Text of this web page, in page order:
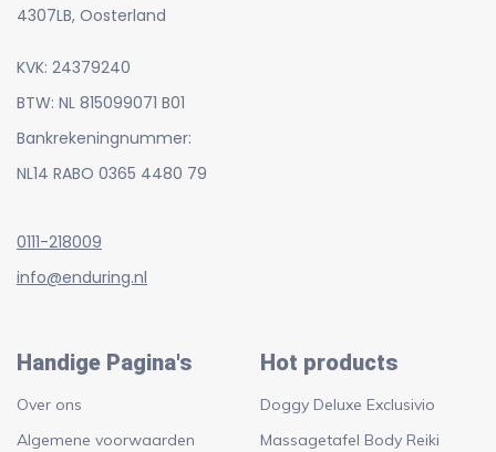
4307LB, Oosterland
KVK: 24379240
BTW: NL 815099071 B01
Bankrekeningnummer:
NL14 RABO 0365 4480 79
0111-218009
info@enduring.nl
Handige Pagina's
Over ons
Algemene voorwaarden
Hot products
Doggy Deluxe Exclusivio
Massagetafel Body Reiki